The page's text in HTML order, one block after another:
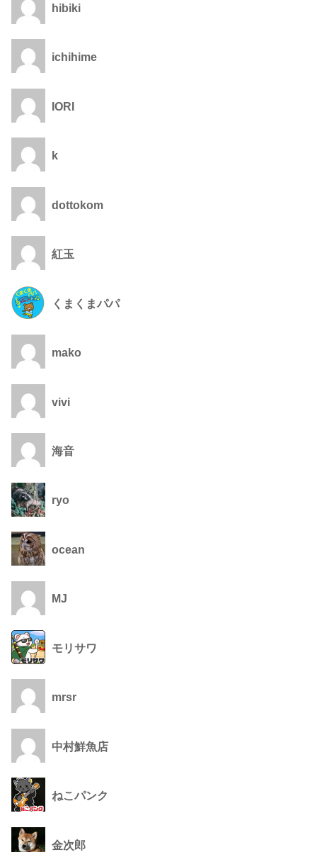
hibiki
ichihime
IORI
k
dottokom
紅玉
くまくまパパ
mako
vivi
海音
ryo
ocean
MJ
モリサワ
mrsr
中村鮮魚店
ねこパンク
金次郎